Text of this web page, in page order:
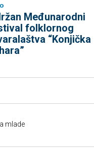
Međunarodni
folklornog
“Konjička
mlade